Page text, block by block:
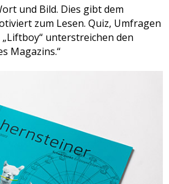
und Bild. Dies gibt dem
zum Lesen. Quiz, Umfragen
unterstreichen den
Magazins.“